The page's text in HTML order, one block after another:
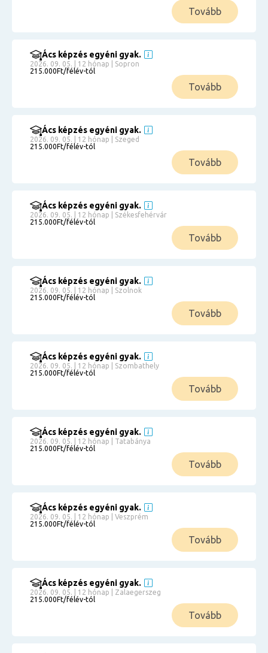
Tovább
Ács képzés egyéni gyak.
2026. 09. 05. | 12 hónap | Sopron
215.000Ft/félév-tól
Tovább
Ács képzés egyéni gyak.
2026. 09. 05. | 12 hónap | Szeged
215.000Ft/félév-tól
Tovább
Ács képzés egyéni gyak.
2026. 09. 05. | 12 hónap | Székesfehérvár
215.000Ft/félév-tól
Tovább
Ács képzés egyéni gyak.
2026. 09. 05. | 12 hónap | Szolnok
215.000Ft/félév-tól
Tovább
Ács képzés egyéni gyak.
2026. 09. 05. | 12 hónap | Szombathely
215.000Ft/félév-tól
Tovább
Ács képzés egyéni gyak.
2026. 09. 05. | 12 hónap | Tatabánya
215.000Ft/félév-tól
Tovább
Ács képzés egyéni gyak.
2026. 09. 05. | 12 hónap | Veszprém
215.000Ft/félév-tól
Tovább
Ács képzés egyéni gyak.
2026. 09. 05. | 12 hónap | Zalaegerszeg
215.000Ft/félév-tól
Tovább